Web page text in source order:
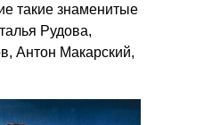
такие знаменитые
Рудова,
Антон Макарский,